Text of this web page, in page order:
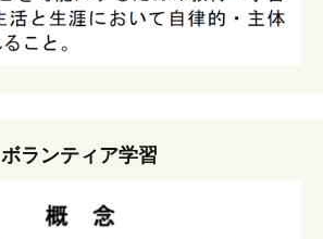
ボランティア学習